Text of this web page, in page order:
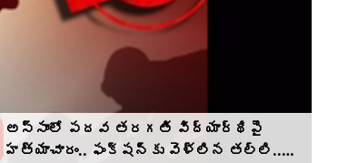
అస్సాంలో పదవ తరగతి విద్యార్థిపై
హత్యాచారం.. ఫంక్షన్‌కు వెళ్లిన తల్లి..